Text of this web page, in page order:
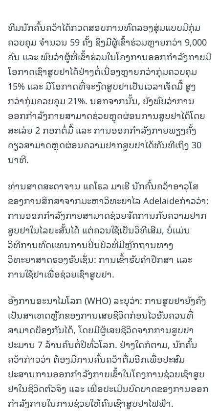
ທີມນັກຄົ້ນຄວ້າໄດ້ກວດສອບການທົດລອງສຸ່ມແບບມີກຸ່ມ
ຄວບຄຸມ ຈຳນວນ 59 ຄັ້ງ ຊຶ່ງມີຜູ້ເຂົ້າຮ່ວມຫຼາຍກວ່າ 9,000
ຄົນ ແລະ ພົບວ່າຜູ້ທີ່ເຂົ້າຮ່ວມໃນໂຄງການອອກກຳລັງກາຍມີ
ໂອກາດເຊົາສູບຢາໄດ້ຢ່າງຕໍ່ເນື່ອງຫຼາຍກວ່າກຸ່ມຄວບຄຸມ
15% ແລະ ມີໂອກາດທີ່ຈະງົດສູບຢາເປັນເວລາເຈັດມື້ ສູງ
ກວ່າກຸ່ມຄວບຄຸມ 21%. ນອກຈາກນັ້ນ, ຍັງພົບວ່າການ
ອອກກຳລັງກາຍສາມາດຊ່ວຍຫຼຸດຜ່ອນການສູບຢາໄດ້ໂດຍ
ສະເລ່ຍ 2 ກອກຕໍ່ມື້ ແລະ ການອອກກຳລັງກາຍພຽງຄັ້ງ
ດຽວສາມາດຫຼຸດຜ່ອນຄວາມຢາກສູບຢາໄດ້ທັນທີເຖິງ 30
ນາທີ.
ທ່ານສາດສະດາຈານ ແຄໂຣລ ມາເຮີ ນັກຄົ້ນຄວ້າອາວຸໂສ
ຂອງການສຶກສາຈາກມະຫາວິທະຍາໄລ Adelaideກ່າວວ່າ:
ການອອກກຳລັງກາຍສາມາດຊ່ວຍຈັດການກັບຄວາມຢາກ
ສູບຢາໃນໄລຍະສັ້ນໄດ້ ແຕ່ຄວນໃຊ້ເປັນວິທີເສີມ, ບໍ່ແມ່ນ
ວິທີການທົດແທນການປິ່ນປົວທີ່ມີຫຼັກຖານທາງ
ວິທະຍາສາດຮອງຮັບເຊັ່ນ: ການເຂົ້າຮັບຄຳປຶກສາ ແລະ
ການໃຊ້ຢາເພື່ອຊ່ວຍເຊົາສູບຢາ.
ອົງການອະນາໄມໂລກ (WHO) ລະບຸວ່າ: ການສູບຢາຍັງຄົງ
ເປັນສາເຫດຫຼັກຂອງການເສຍຊີວິດກ່ອນໄວອັນຄວນທີ່
ສາມາດປ້ອງກັນໄດ້, ໂດຍມີຜູ້ເສຍຊີວິດຈາກການສູບຢາ
ປະມານ 7 ລ້ານຄົນຕໍ່ປີທົ່ວໂລກ. ຢ່າງໃດກໍຕາມ, ນັກຄົ້ນ
ຄວ້າກ່າວວ່າ ຕ້ອງມີການຄົ້ນຄວ້າຕື່ມອີກເພື່ອປະສົມ
ປະສານການອອກກຳລັງກາຍເຂົ້າໃນໂຄງການຊ່ວຍເຊົາສູບ
ຢາໃນຊີວິດຕົວຈິງ ແລະ ເພື່ອປະເມີນບົດບາດຂອງການອອກ
ກຳລັງກາຍໃນການຊ່ວຍໃຫ້ຄົນເຊົາສູບຢາໄຟຟ້າ.